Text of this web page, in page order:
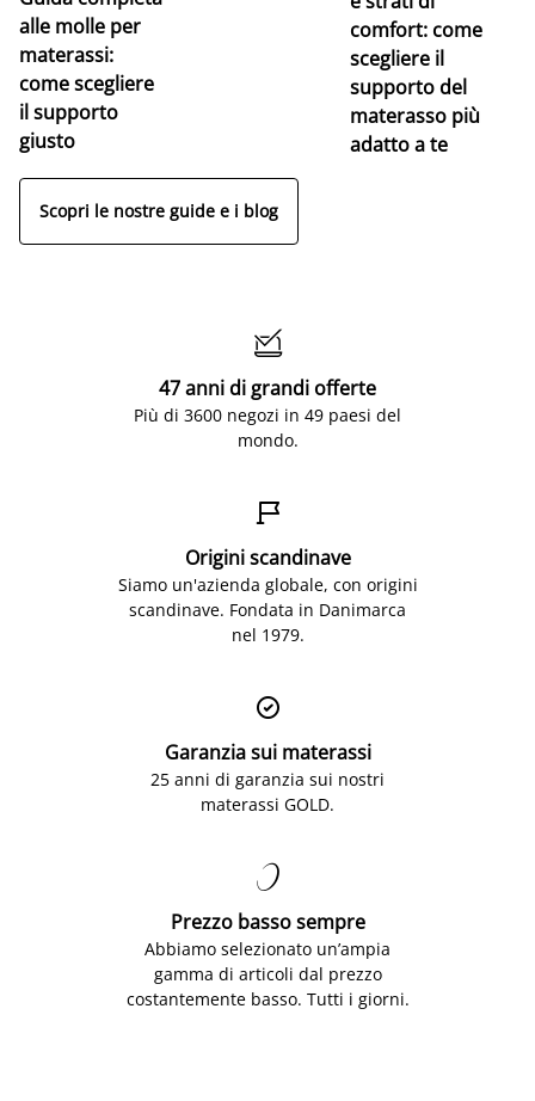
alle molle per
materassi:
come scegliere
il supporto
giusto
comfort: come
scegliere il
supporto del
materasso più
adatto a te
Scopri le nostre guide e i blog

47 anni di grandi offerte
Più di 3600 negozi in 49 paesi del
mondo.

Origini scandinave
Siamo un'azienda globale, con origini
scandinave. Fondata in Danimarca
nel 1979.

Garanzia sui materassi
25 anni di garanzia sui nostri
materassi GOLD.

Prezzo basso sempre
Abbiamo selezionato un’ampia
gamma di articoli dal prezzo
costantemente basso. Tutti i giorni.